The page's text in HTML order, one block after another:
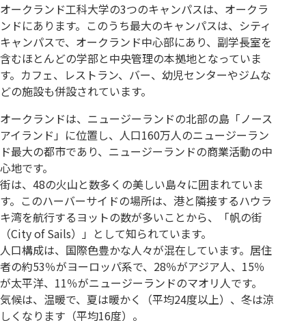
オークランド工科大学の3つのキャンパスは、オークラ
ンドにあります。このうち最大のキャンパスは、シティ
キャンパスで、オークランド中心部にあり、副学長室を
含むほとんどの学部と中央管理の本拠地となっていま
す。カフェ、レストラン、バー、幼児センターやジムな
どの施設も併設されています。
オークランドは、ニュージーランドの北部の島「ノース
アイランド」に位置し、人口160万人のニュージーラン
ド最大の都市であり、ニュージーランドの商業活動の中
心地です。
街は、48の火山と数多くの美しい島々に囲まれていま
す。このハーバーサイドの場所は、港と隣接するハウラ
キ湾を航行するヨットの数が多いことから、「帆の街
（City of Sails）」として知られています。
人口構成は、国際色豊かな人々が混在しています。居住
者の約53％がヨーロッパ系で、28％がアジア人、15％
が太平洋、11％がニュージーランドのマオリ人です。
気候は、温暖で、夏は暖かく（平均24度以上）、冬は涼
しくなります（平均16度）。